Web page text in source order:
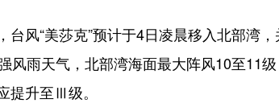
风“美莎克”预计于4日凌晨移入北部湾
风雨天气，北部湾海面最大阵风10至11
提升至Ⅲ级。